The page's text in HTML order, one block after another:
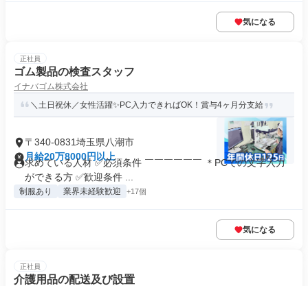
気になる
正社員
ゴム製品の検査スタッフ
イナバゴム株式会社
＼土日祝休／女性活躍✨PC入力できればOK！賞与4ヶ月分支給
〒340-0831埼玉県八潮市
月給20万8000円以上
求めている人材 ✅必須条件 ￣￣￣￣￣￣ ＊PCでの文字入力
ができる方 ✅歓迎条件 ...
制服あり 業界未経験歓迎 +17個
気になる
正社員
介護用品の配送及び設置